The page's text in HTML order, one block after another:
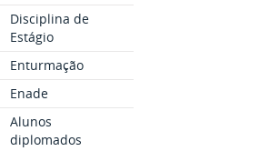
Disciplina de
Estágio
Enturmação
Enade
Alunos
diplomados